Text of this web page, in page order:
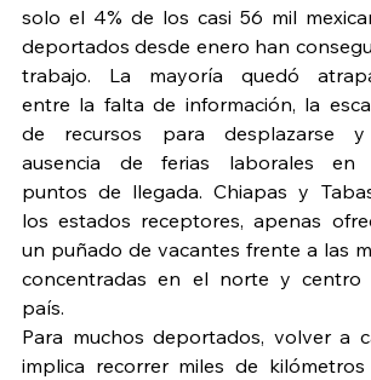
solo el 4% de los casi 56 mil
deportados desde enero han
trabajo. La mayoría quedó
entre la falta de información, la
de recursos para desplazarse
ausencia de ferias laborales en
puntos de llegada. Chiapas y
los estados receptores, apenas
un puñado de vacantes frente a las
concentradas en el norte y centro
país.
Para muchos deportados, volver a
implica recorrer miles de kilómetros